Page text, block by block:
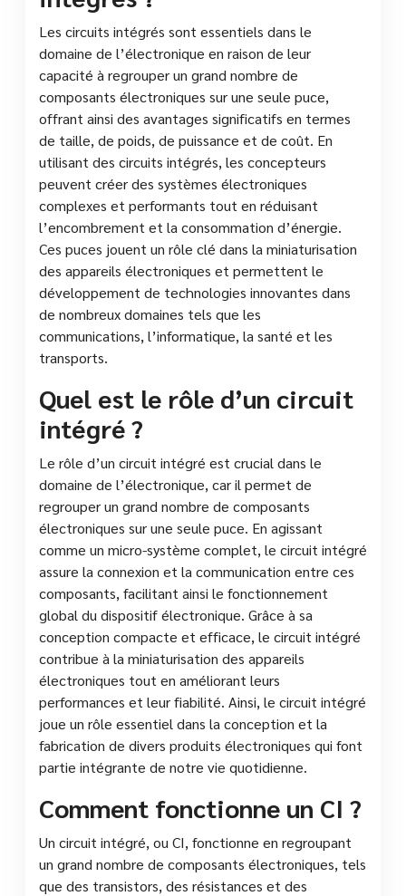
Les circuits intégrés sont essentiels dans le
domaine de l’électronique en raison de leur
capacité à regrouper un grand nombre de
composants électroniques sur une seule puce,
offrant ainsi des avantages significatifs en termes
de taille, de poids, de puissance et de coût. En
utilisant des circuits intégrés, les concepteurs
peuvent créer des systèmes électroniques
complexes et performants tout en réduisant
l’encombrement et la consommation d’énergie.
Ces puces jouent un rôle clé dans la miniaturisation
des appareils électroniques et permettent le
développement de technologies innovantes dans
de nombreux domaines tels que les
communications, l’informatique, la santé et les
transports.
Quel est le rôle d’un circuit
intégré ?
Le rôle d’un circuit intégré est crucial dans le
domaine de l’électronique, car il permet de
regrouper un grand nombre de composants
électroniques sur une seule puce. En agissant
comme un micro-système complet, le circuit intégré
assure la connexion et la communication entre ces
composants, facilitant ainsi le fonctionnement
global du dispositif électronique. Grâce à sa
conception compacte et efficace, le circuit intégré
contribue à la miniaturisation des appareils
électroniques tout en améliorant leurs
performances et leur fiabilité. Ainsi, le circuit intégré
joue un rôle essentiel dans la conception et la
fabrication de divers produits électroniques qui font
partie intégrante de notre vie quotidienne.
Comment fonctionne un CI ?
Un circuit intégré, ou CI, fonctionne en regroupant
un grand nombre de composants électroniques, tels
que des transistors, des résistances et des